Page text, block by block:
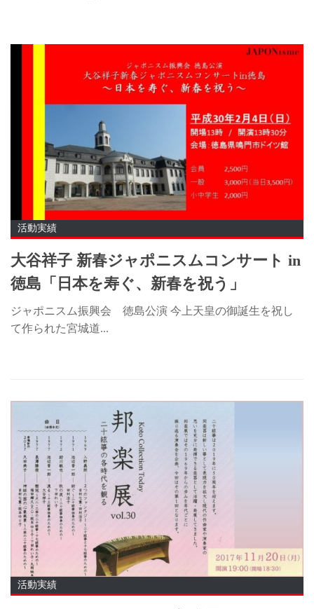
活動実績
大谷祥子 新春ジャポニスムコンサート in
徳島「日本を寿ぐ、新春を祝う」
ジャポニスム振興会 徳島公演 今上天皇の御誕生を祝し
て作られた宮城道...
活動実績